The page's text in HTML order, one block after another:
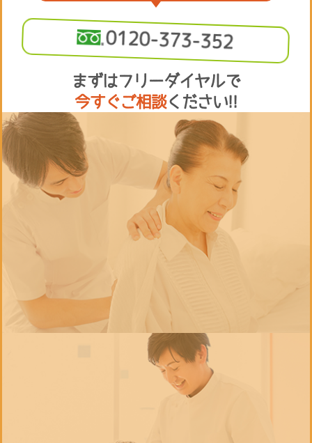
0120-373-352
まずはフリーダイヤルで
今すぐご相談ください!!